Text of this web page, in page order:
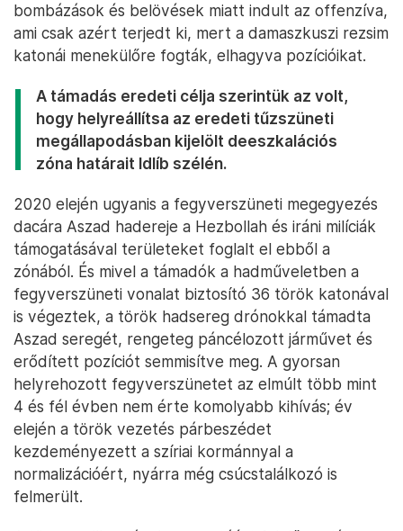
bombázások és belövések miatt indult az offenzíva,
ami csak azért terjedt ki, mert a damaszkuszi rezsim
katonái menekülőre fogták, elhagyva pozícióikat.
A támadás eredeti célja szerintük az volt,
hogy helyreállítsa az eredeti tűzszüneti
megállapodásban kijelölt deeszkalációs
zóna határait Idlíb szélén.
2020 elején ugyanis a fegyverszüneti megegyezés
dacára Aszad hadereje a Hezbollah és iráni milíciák
támogatásával területeket foglalt el ebből a
zónából. És mivel a támadók a hadműveletben a
fegyverszüneti vonalat biztosító 36 török katonával
is végeztek, a török hadsereg drónokkal támadta
Aszad seregét, rengeteg páncélozott járművet és
erődített pozíciót semmisítve meg. A gyorsan
helyrehozott fegyverszünetet az elmúlt több mint
4 és fél évben nem érte komolyabb kihívás; év
elején a török vezetés párbeszédet
kezdeményezett a szíriai kormánnyal a
normalizációért, nyárra még csúcstalálkozó is
felmerült.